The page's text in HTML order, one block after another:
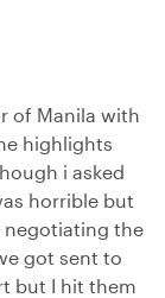
of Manila with
highlights
i asked
horrible but
negotiating the
got sent to
but I hit them